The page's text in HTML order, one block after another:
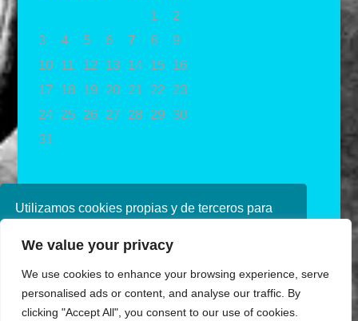
Utilizamos cookies propias y de terceros para
navegando, consideramos que acepta su uso.
política de cookies consulte nuestra
Política de
privacidad
We value your privacy
We use cookies to enhance your browsing experience, serve
personalised ads or content, and analyse our traffic. By
clicking "Accept All", you consent to our use of cookies.
1
2
3
4 5 6 7 8
9
10
11 12 13 14 15
16
17
18 19 20 21 22
23
24
25 26 27 28 29 30
31